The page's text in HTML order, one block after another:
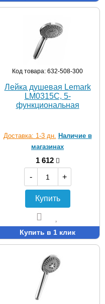
Код товара: 632-508-300
Лейка душевая Lemark
LM0315C, 5-
функциональная
Доставка: 1-3 дн. Наличие в
магазинах
1 612
-
+
Купить
Купить в 1 клик